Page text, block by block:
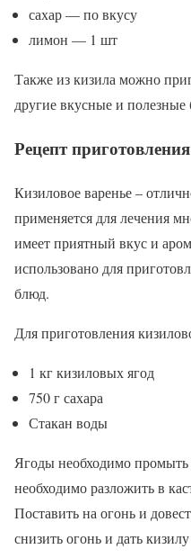
сахар — по вкусу
лимон — 1 шт
Также из кизила можно
другие вкусные и полезные
Рецепт приготовления
Кизиловое варенье –
применяется для лечения
имеет приятный вкус и
использовано для
блюд.
Для приготовления
1 кг кизиловых ягод
750 г сахара
Стакан воды
Ягоды необходимо
необходимо разложить в
Поставить на огонь и
снизить огонь и дать